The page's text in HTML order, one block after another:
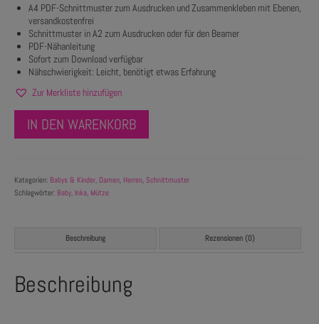
A4 PDF-Schnittmuster zum Ausdrucken und Zusammenkleben mit Ebenen,
versandkostenfrei
Schnittmuster in A2 zum Ausdrucken oder für den Beamer
PDF-Nähanleitung
Sofort zum Download verfügbar
Nähschwierigkeit: Leicht, benötigt etwas Erfahrung
Zur Merkliste hinzufügen
IN DEN WARENKORB
Kategorien: Babys & Kinder Damen Herren Schnittmuster
Schlagwörter: Baby Inka Mütze
Beschreibung Rezensionen (0)
Beschreibung